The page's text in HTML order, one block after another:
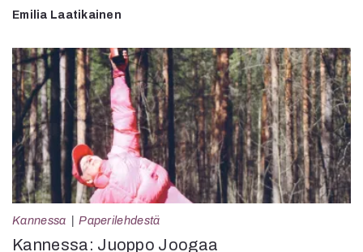
Emilia Laatikainen
Kannessa Paperilehdestä
Kannessa: Juoppo Joogaa